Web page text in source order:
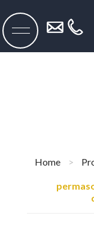
Home >